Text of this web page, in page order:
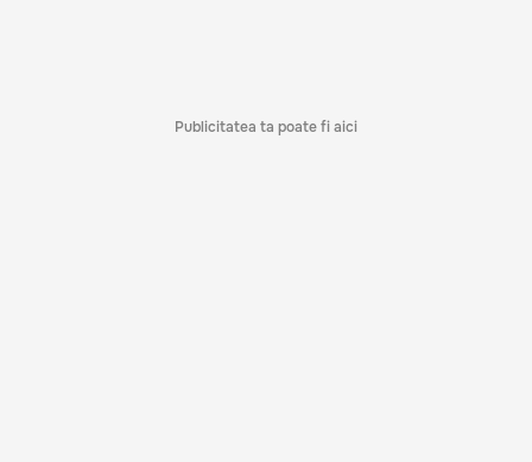
Publicitatea ta poate fi aici